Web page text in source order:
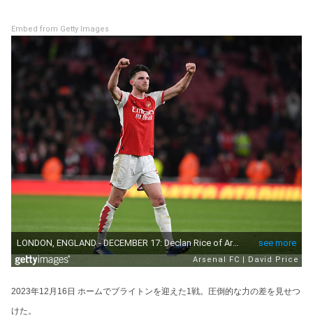
Embed from Getty Images
2023年12月16日 ホームでブライトンを迎えた1戦。圧倒的な力の差を見せつ
けた。